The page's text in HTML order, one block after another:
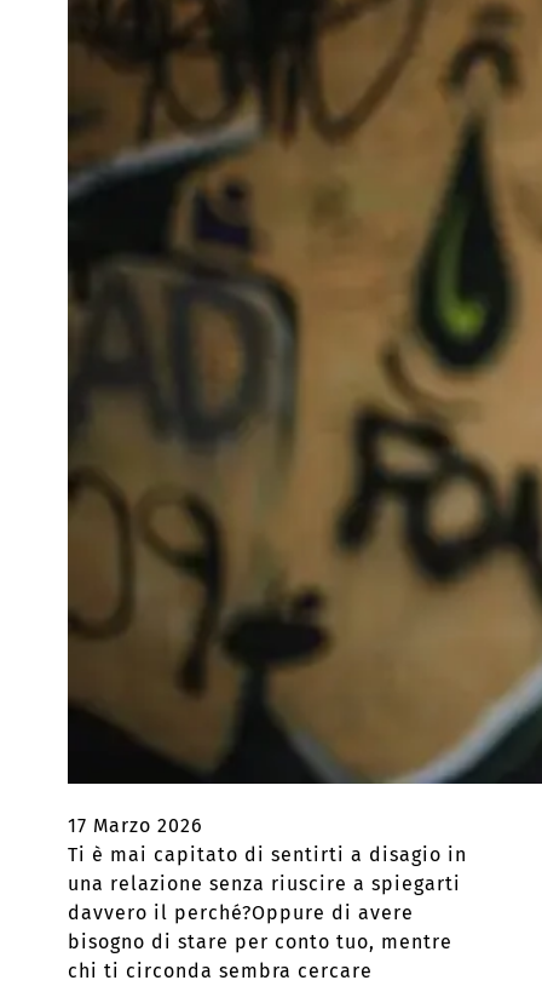
17 Marzo 2026
Ti è mai capitato di sentirti a disagio in
una relazione senza riuscire a spiegarti
davvero il perché?Oppure di avere
bisogno di stare per conto tuo, mentre
chi ti circonda sembra cercare